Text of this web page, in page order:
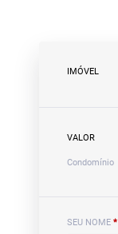
IMÓVEL
VALOR
Condomínio
SEU NOME *